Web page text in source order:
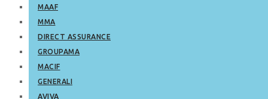
MAAF
MMA
DIRECT ASSURANCE
GROUPAMA
MACIF
GENERALI
AVIVA